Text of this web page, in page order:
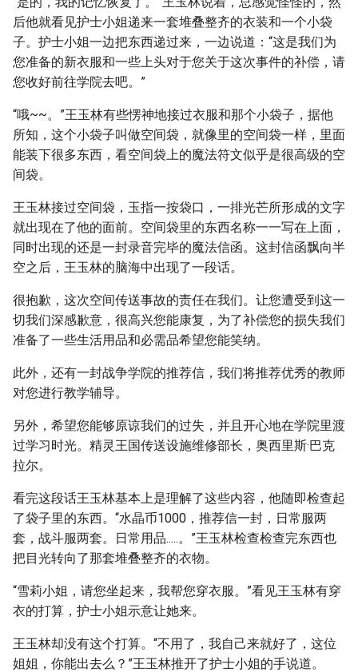
后他就看见护士小姐递来一套堆叠整齐的衣装和一个小袋
子。护士小姐一边把东西递过来，一边说道：“这是我们为
您准备的新衣服和一些上头对于您关于这次事件的补偿，请
您收好前往学院去吧。”
“哦~~。”王玉林有些愣神地接过衣服和那个小袋子，据他
所知，这个小袋子叫做空间袋，就像里的空间袋一样，里面
能装下很多东西，看空间袋上的魔法符文似乎是很高级的空
间袋。
王玉林接过空间袋，玉指一按袋口，一排光芒所形成的文字
就出现在了他的面前。空间袋里的东西名称一一写在上面，
同时出现的还是一封录音完毕的魔法信函。这封信函飘向半
空之后，王玉林的脑海中出现了一段话。
很抱歉，这次空间传送事故的责任在我们。让您遭受到这一
切我们深感歉意，很高兴您能康复，为了补偿您的损失我们
准备了一些生活用品和必需品希望您能笑纳。
此外，还有一封战争学院的推荐信，我们将推荐优秀的教师
对您进行教学辅导。
另外，希望您能够原谅我们的过失，并且开心地在学院里渡
过学习时光。精灵王国传送设施维修部长，奥西里斯·巴克
拉尔。
看完这段话王玉林基本上是理解了这些内容，他随即检查起
了袋子里的东西。“水晶币1000，推荐信一封，日常服两
套，战斗服两套。日常用品.....。”王玉林检查检查完东西也
把目光转向了那套堆叠整齐的衣物。
“雪莉小姐，请您坐起来，我帮您穿衣服。”看见王玉林有穿
衣的打算，护士小姐示意让她来。
王玉林却没有这个打算。“不用了，我自己来就好了，这位
姐姐，你能出去么？”王玉林推开了护士小姐的手说道。